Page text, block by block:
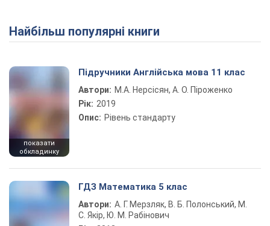
Play Video
Найбільш популярні книги
показати
обкладинку
Підручники Англійська мова 11 клас
Автори: М.А. Нерсісян, А. О. Піроженко
Рік: 2019
Опис: Рівень стандарту
ГДЗ Математика 5 клас
Автори: А. Г. Мерзляк, В. Б. Полонський, М.
С. Якір, Ю. М. Рабінович